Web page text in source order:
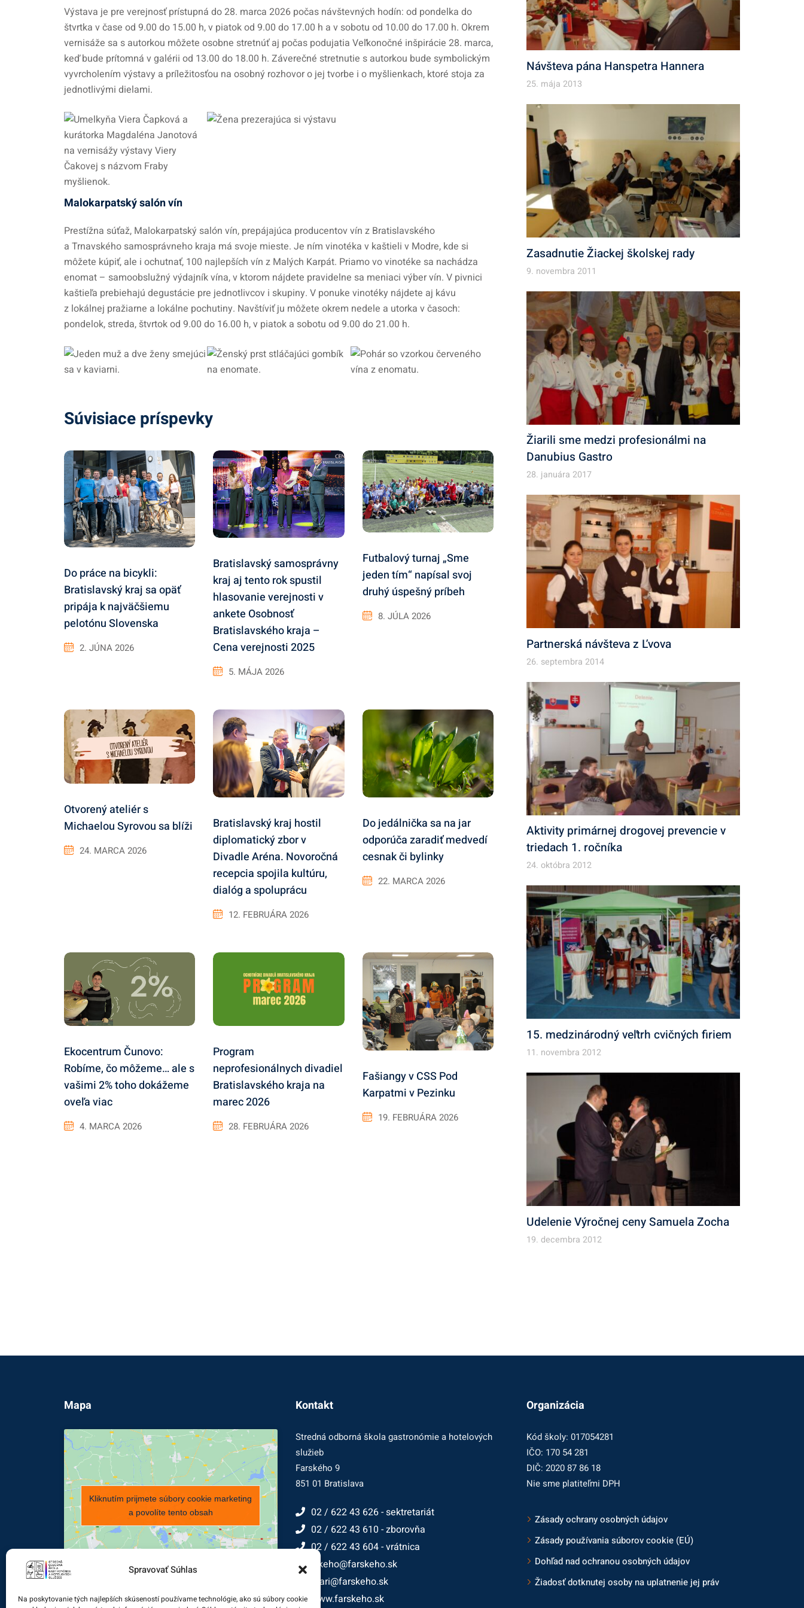
Spravovať Súhlas
Na poskytovanie tých najlepších skúseností používame technológie, ako sú súbory cookie
Výstava je pre verejnosť prístupná do 28. marca 2026 počas návštevných hodín: od pondelka do
štvrtka v čase od 9.00 do 15.00 h, v piatok od 9.00 do 17.00 h a v sobotu od 10.00 do 17.00 h. Okrem
vernisáže sa s autorkou môžete osobne stretnúť aj počas podujatia Veľkonočné inšpirácie 28. marca,
keď bude prítomná v galérii od 13.00 do 18.00 h. Záverečné stretnutie s autorkou bude symbolickým
vyvrcholením výstavy a príležitosťou na osobný rozhovor o jej tvorbe i o myšlienkach, ktoré stoja za
jednotlivými dielami.
Malokarpatský salón vín
Prestížna súťaž, Malokarpatský salón vín, prepájajúca producentov vín z Bratislavského
a Trnavského samosprávneho kraja má svoje mieste. Je ním vinotéka v kaštieli v Modre, kde si
môžete kúpiť, ale i ochutnať, 100 najlepších vín z Malých Karpát. Priamo vo vinotéke sa nachádza
enomat – samoobslužný výdajník vína, v ktorom nájdete pravidelne sa meniaci výber vín. V pivnici
kaštieľa prebiehajú degustácie pre jednotlivcov i skupiny. V ponuke vinotéky nájdete aj kávu
z lokálnej pražiarne a lokálne pochutiny. Navštíviť ju môžete okrem nedele a utorka v časoch:
pondelok, streda, štvrtok od 9.00 do 16.00 h, v piatok a sobotu od 9.00 do 21.00 h.
Súvisiace príspevky
Do práce na bicykli:
Bratislavský kraj sa opäť
pripája k najväčšiemu
pelotónu Slovenska
2. JÚNA 2026
Bratislavský samosprávny
kraj aj tento rok spustil
hlasovanie verejnosti v
ankete Osobnosť
Bratislavského kraja –
Cena verejnosti 2025
5. MÁJA 2026
Futbalový turnaj „Sme
jeden tím“ napísal svoj
druhý úspešný príbeh
8. JÚLA 2026
Otvorený ateliér s
Michaelou Syrovou sa blíži
24. MARCA 2026
Bratislavský kraj hostil
diplomatický zbor v
Divadle Aréna. Novoročná
recepcia spojila kultúru,
dialóg a spoluprácu
12. FEBRUÁRA 2026
Do jedálnička sa na jar
odporúča zaradiť medvedí
cesnak či bylinky
22. MARCA 2026
Ekocentrum Čunovo:
Robíme, čo môžeme… ale s
vašimi 2% toho dokážeme
oveľa viac
4. MARCA 2026
Program
neprofesionálnych divadiel
Bratislavského kraja na
marec 2026
28. FEBRUÁRA 2026
Fašiangy v CSS Pod
Karpatmi v Pezinku
19. FEBRUÁRA 2026
Návšteva pána Hanspetra Hannera
25. mája 2013
Zasadnutie Žiackej školskej rady
9. novembra 2011
Žiarili sme medzi profesionálmi na
Danubius Gastro
28. januára 2017
Partnerská návšteva z Ľvova
26. septembra 2014
Aktivity primárnej drogovej prevencie v
triedach 1. ročníka
24. októbra 2012
15. medzinárodný veľtrh cvičných firiem
11. novembra 2012
Udelenie Výročnej ceny Samuela Zocha
19. decembra 2012
Mapa
Kliknutím prijmete súbory cookie marketing
a povolíte tento obsah
Kontakt
Stredná odborná škola gastronómie a hotelových
služieb
Farského 9
851 01 Bratislava
02 / 622 43 626 - sektretariát
02 / 622 43 610 - zborovňa
02 / 622 43 604 - vrátnica
farskeho@farskeho.sk
cukrari@farskeho.sk
www.farskeho.sk
Organizácia
Kód školy: 017054281
IČO: 170 54 281
DIČ: 2020 87 86 18
Nie sme platiteľmi DPH
Zásady ochrany osobných údajov
Zásady používania súborov cookie (EÚ)
Dohľad nad ochranou osobných údajov
Žiadosť dotknutej osoby na uplatnenie jej práv